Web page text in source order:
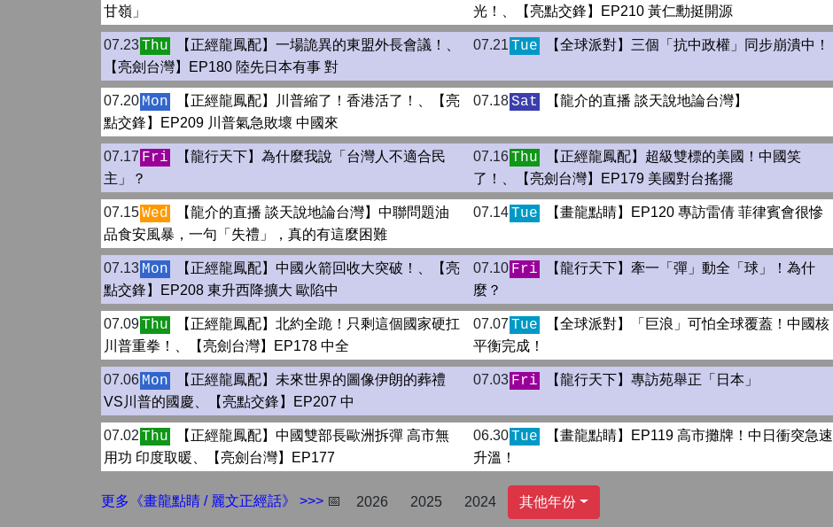
甘嶺」
光！、【亮點交鋒】EP210 黃仁勳挺開源
07.23 Thu
【正經龍鳳配】一場詭異的東盟外長會議！、
【亮劍台灣】EP180 陸先日本有事 對
07.21 Tue 【全球派對】三個「抗中政權」同步崩潰中！
07.20 Mon
【正經龍鳳配】川普縮了！香港活了！、【亮
點交鋒】EP209 川普氣急敗壞 中國來
07.18Sat 【龍介的直播 談天說地論台灣】
07.17 Fri
【龍行天下】為什麼我說「台灣人不適合民
主」？
07.16 Thu
【正經龍鳳配】超級雙標的美國！中國笑
了！、【亮劍台灣】EP179 美國對台搖擺
07.15Wed
【龍介的直播 談天說地論台灣】中聯問題油
品食安風暴，一句「失禮」，真的有這麼困難
07.14 Tue 【畫龍點睛】EP120 專訪雷倩 菲律賓會很慘
07.13 Mon
【正經龍鳳配】中國火箭回收大突破！、【亮
點交鋒】EP208 東升西降擴大 歐陷中
07.10 Fri
【龍行天下】牽一「彈」動全「球」！為什
麼？
07.09 Thu
【正經龍鳳配】北約全跪！只剩這個國家硬扛
川普重拳！、【亮劍台灣】EP178 中全
07.07 Tue
【全球派對】「巨浪」可怕全球覆蓋！中國核
平衡完成！
07.06 Mon
【正經龍鳳配】未來世界的圖像伊朗的葬禮
VS川普的國慶、【亮點交鋒】EP207 中
07.03 Fri 【龍行天下】專訪苑舉正「日本」
07.02 Thu
【正經龍鳳配】中國雙部長歐洲拆彈 高市無
用功 印度取暖、【亮劍台灣】EP177
06.30 Tue
【畫龍點睛】EP119 高市攤牌！中日衝突急速
升溫！
更多《畫龍點睛 / 麗文正經話》 >>> 📅 2026 2025 2024 其他年份